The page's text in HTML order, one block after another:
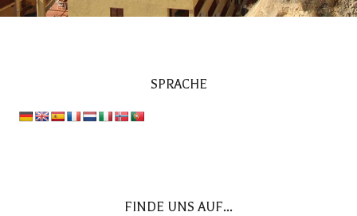
FINDE UNS AUF...
SPRACHE